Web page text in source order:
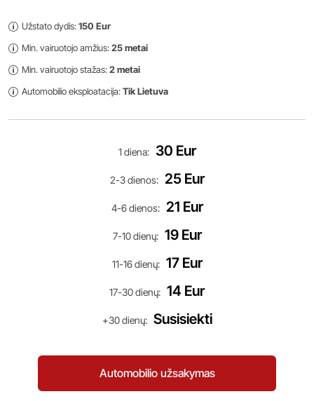
p Užstato dydis:150 Eur
p Min. vairuotojo amžius:25 metai
p Min. vairuotojo stažas:2 metai
p Automobilio eksploatacija:Tik Lietuva
1 diena: 30 Eur
2-3 dienos: 25 Eur
4-6 dienos: 21 Eur
7-10 dienų: 19 Eur
11-16 dienų: 17 Eur
17-30 dienų: 14 Eur
+30 dienų: Susisiekti
Automobilio užsakymas